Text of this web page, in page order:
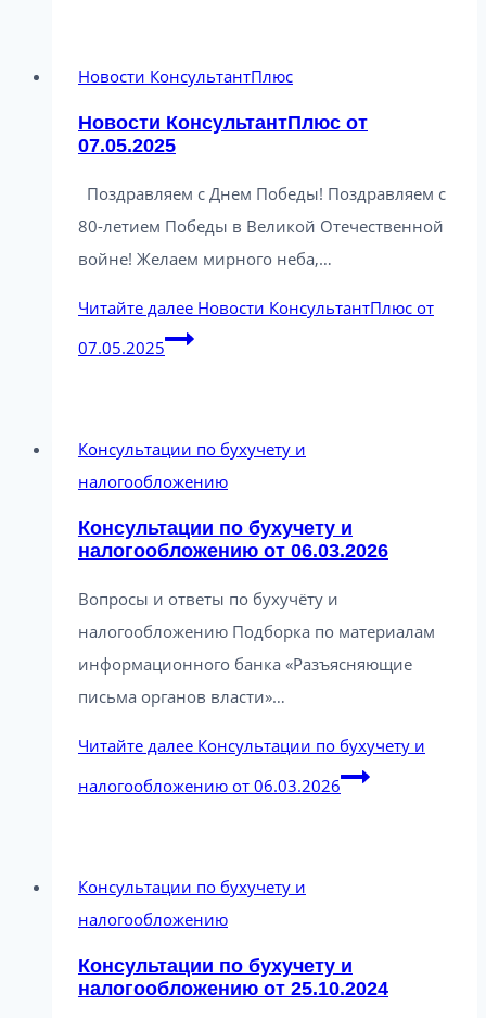
Новости КонсультантПлюс
Новости КонсультантПлюс от
07.05.2025
Поздравляем с Днем Победы! Поздравляем с
80-летием Победы в Великой Отечественной
войне! Желаем мирного неба,…
Читайте далее Новости КонсультантПлюс от
07.05.2025
Консультации по бухучету и
налогообложению
Консультации по бухучету и
налогообложению от 06.03.2026
Вопросы и ответы по бухучёту и
налогообложению Подборка по материалам
информационного банка «Разъясняющие
письма органов власти»…
Читайте далее Консультации по бухучету и
налогообложению от 06.03.2026
Консультации по бухучету и
налогообложению
Консультации по бухучету и
налогообложению от 25.10.2024